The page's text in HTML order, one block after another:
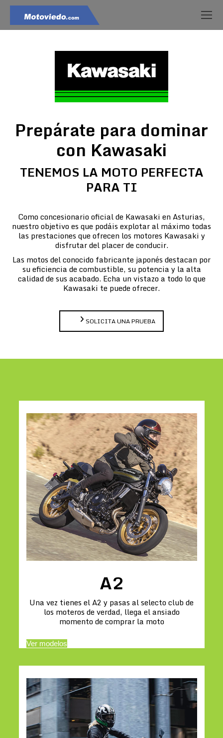
Prepárate para dominar
con Kawasaki
TENEMOS LA MOTO PERFECTA
PARA TI
Como concesionario oficial de Kawasaki en Asturias,
nuestro objetivo es que podáis explotar al máximo todas
las prestaciones que ofrecen los motores Kawasaki y
disfrutar del placer de conducir.
Las motos del conocido fabricante japonés destacan por
su eficiencia de combustible, su potencia y la alta
calidad de sus acabado. Echa un vistazo a todo lo que
Kawasaki te puede ofrecer.
SOLICITA UNA PRUEBA
A2
Una vez tienes el A2 y pasas al selecto club de
los moteros de verdad, llega el ansiado
momento de comprar la moto
Ver modelos